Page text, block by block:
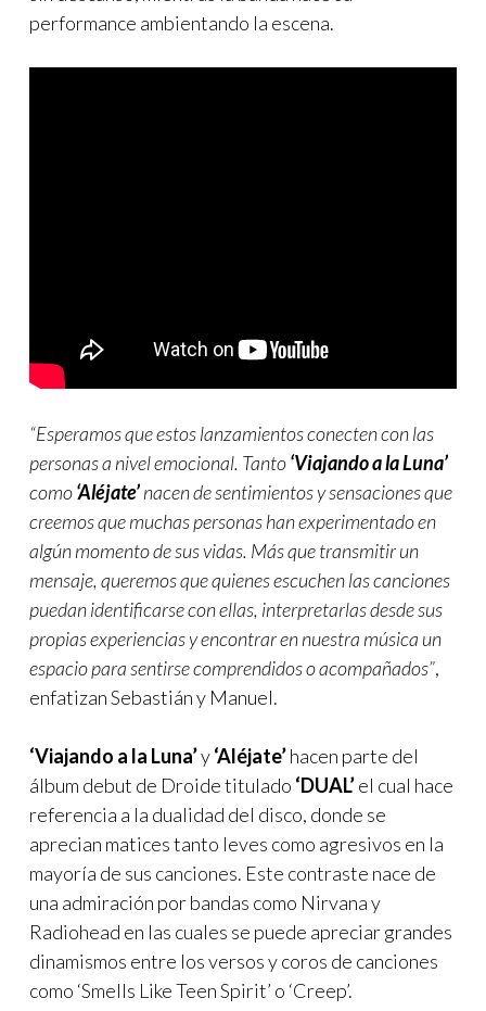
performance ambientando la escena.
“Esperamos que estos lanzamientos conecten con las
personas a nivel emocional. Tanto‘Viajando a la Luna’
como‘Aléjate’nacen de sentimientos y sensaciones que
creemos que muchas personas han experimentado en
algún momento de sus vidas. Más que transmitir un
mensaje, queremos que quienes escuchen las canciones
puedan identificarse con ellas, interpretarlas desde sus
propias experiencias y encontrar en nuestra música un
espacio para sentirse comprendidos o acompañados”,
enfatizan Sebastián y Manuel.
‘Viajando a la Luna’y‘Aléjate’hacen parte del
álbum debut de Droide titulado ‘DUAL’el cual hace
referencia a la dualidad del disco, donde se
aprecian matices tanto leves como agresivos en la
mayoría de sus canciones. Este contraste nace de
una admiración por bandas como Nirvana y
Radiohead en las cuales se puede apreciar grandes
dinamismos entre los versos y coros de canciones
como ‘Smells Like Teen Spirit’ o ‘Creep’.